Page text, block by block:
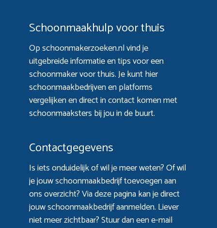
Schoonmaakhulp voor thuis
Op schoonmakerzoeken.nl vind je
uitgebreide informatie en tips voor een
schoonmaker voor thuis. Je kunt hier
schoonmaakbedrijven en platforms
vergelijken en direct in contact komen met
schoonmaaksters bij jou in de buurt.
Contactgegevens
Is iets onduidelijk of wil je meer weten? Of wil
je jouw schoonmaakbedrijf toevoegen aan
ons overzicht? Viadeze paginakan je direct
jouw schoonmaakbedrijf aanmelden. Liever
niet meer zichtbaar? Stuur dan een e-mail